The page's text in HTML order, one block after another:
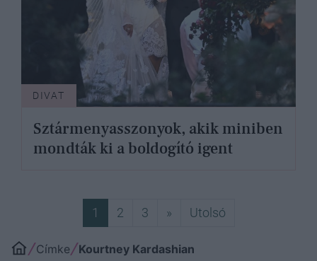
DIVAT
Sztármenyasszonyok, akik miniben
mondták ki a boldogító igent
1 2 3 »Következő
UtolsóUtolsó
Címke Kourtney Kardashian